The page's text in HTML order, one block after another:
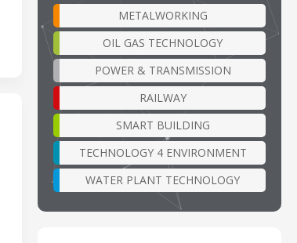
METALWORKING
OIL GAS TECHNOLOGY
POWER & TRANSMISSION
RAILWAY
SMART BUILDING
TECHNOLOGY 4 ENVIRONMENT
WATER PLANT TECHNOLOGY